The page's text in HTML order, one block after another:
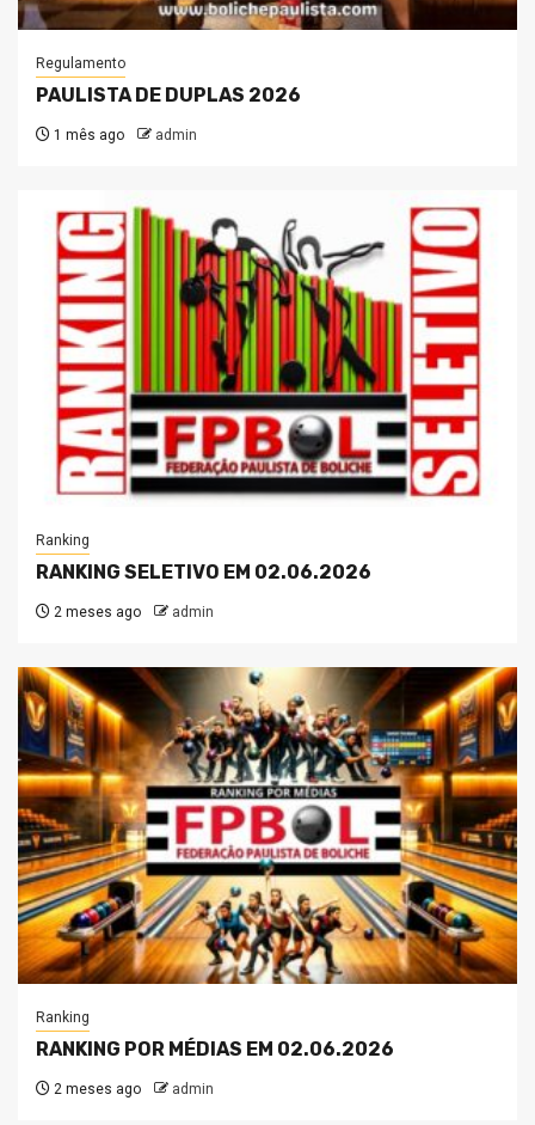
Regulamento
PAULISTA DE DUPLAS 2026
1 mês ago admin
Ranking
RANKING SELETIVO EM 02.06.2026
2 meses ago admin
Ranking
RANKING POR MÉDIAS EM 02.06.2026
2 meses ago admin